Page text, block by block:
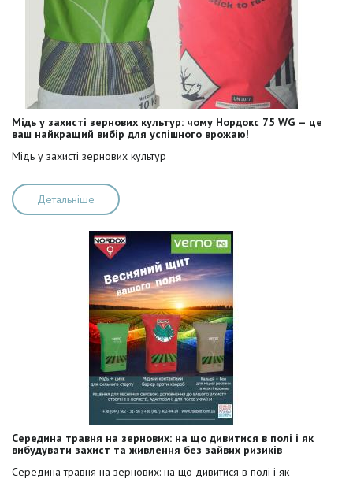
Мідь у захисті зернових культур: чому Нордокс 75 WG — це
ваш найкращий вибір для успішного врожаю!
Мідь у захисті зернових культур
Детальніше
Cередина травня на зернових: на що дивитися в полі і як
вибудувати захист та живлення без зайвих ризиків
Cередина травня на зернових: на що дивитися в полі і як